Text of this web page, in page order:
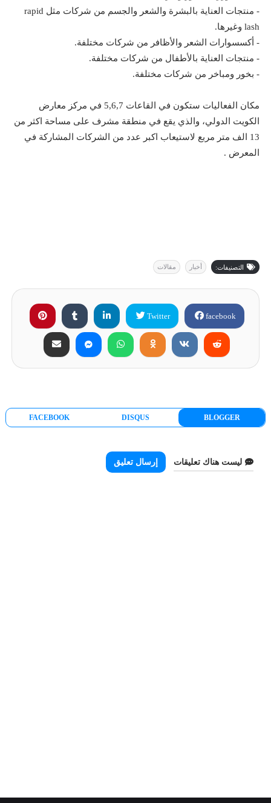
- منتجات العناية بالبشرة والشعر والجسم من شركات مثل rapid
lashوغيرها.
- أكسسوارات الشعر والأظافر من شركات مختلفة.
- منتجات العناية بالأطفال من شركات مختلفة.
- بخور ومباخر من شركات مختلفة.
مكان الفعاليات ستكون في القاعات 5,6,7 في مركز معارض
الكويت الدولي، والذي يقع في منطقة مشرف على مساحة اكثر من
13 الف متر مربع لاستيعاب اكبر عدد من الشركات المشاركة في
المعرض .
التصنيفات: أخبار مقالات
facebook
Twitter
BLOGGER
DISQUS
FACEBOOK
ليست هناك تعليقات إرسال تعليق